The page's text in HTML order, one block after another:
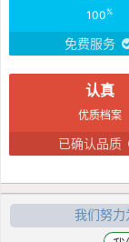
100%
免费服务
认真
优质档案
已确认品质
我们努力